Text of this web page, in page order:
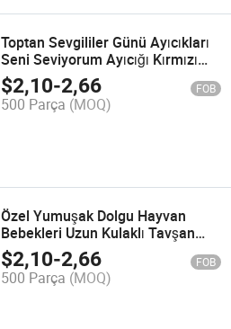
Toptan Sevgililer Günü Ayıcıkları
Seni Seviyorum Ayıcığı Kırmızı
Kalp ile Peluş Oyuncak
$2,10-2,66 FOB
500 Parça (MOQ)
Özel Yumuşak Dolgu Hayvan
Bebekleri Uzun Kulaklı Tavşan
Oyuncakları Toptan Kabarık
Paskalya Peluş Tavşan
$2,10-2,66 FOB
500 Parça (MOQ)